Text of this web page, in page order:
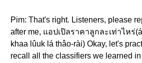
Pim: That's right. Listeners, please
after me, แอปเปิลราคาลูกละเท่าไหร่
khaa lûuk lá thâo-rài) Okay, let's
recall all the classifiers we learned